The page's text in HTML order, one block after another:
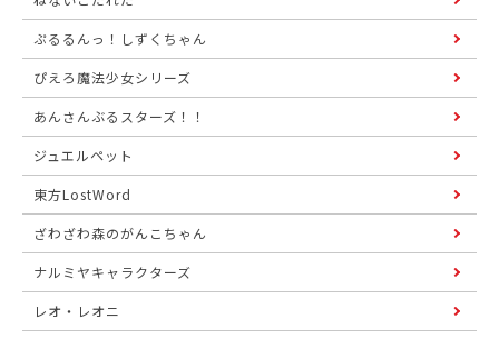
ぷるるんっ！しずくちゃん
ぴえろ魔法少女シリーズ
あんさんぶるスターズ！！
ジュエルペット
東方LostWord
ざわざわ森のがんこちゃん
ナルミヤキャラクターズ
レオ・レオニ